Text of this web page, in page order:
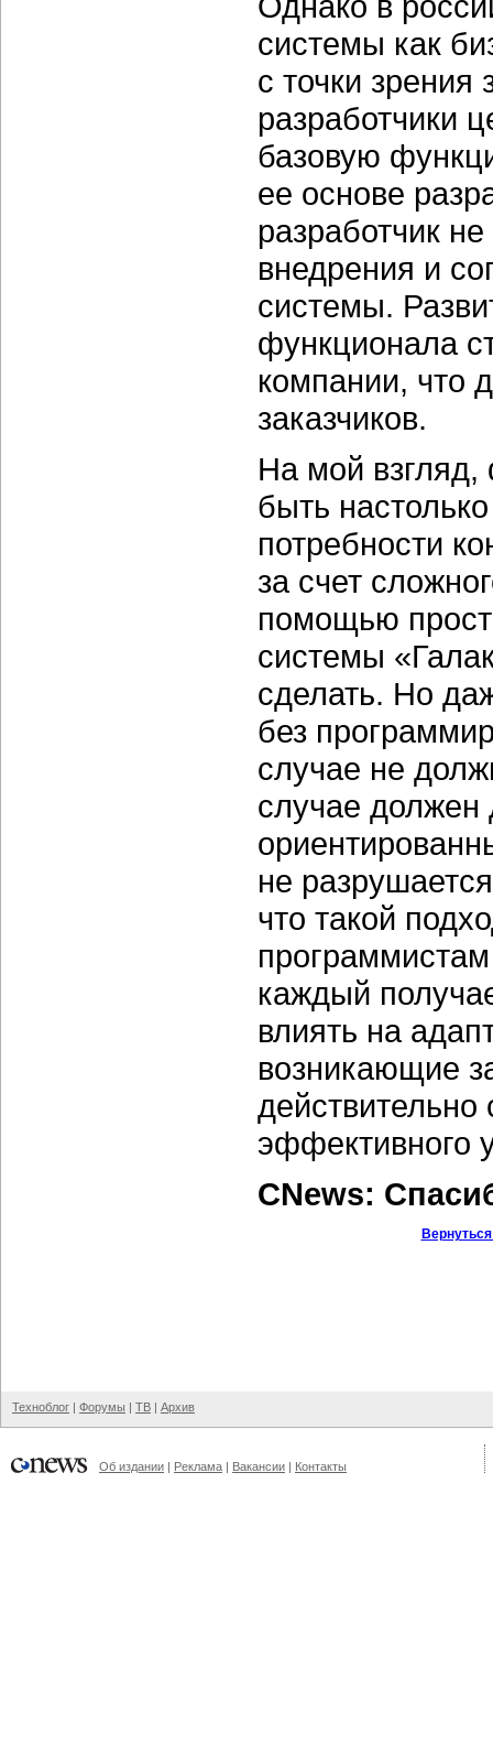
системы как
с точки зрения
разработчики
базовую
ее основе
разработчик не
внедрения и
системы.
функционала
компании, что
заказчиков.
На мой
быть
потребности
за счет
помощью
системы
сделать. Но
без
случае не
случае должен
не
что такой
каждый
влиять на
возникающие
действительно
эффективного
CNews:
Техноблог | Форумы | ТВ | Архив
Об издании | Реклама | Вакансии | Контакты